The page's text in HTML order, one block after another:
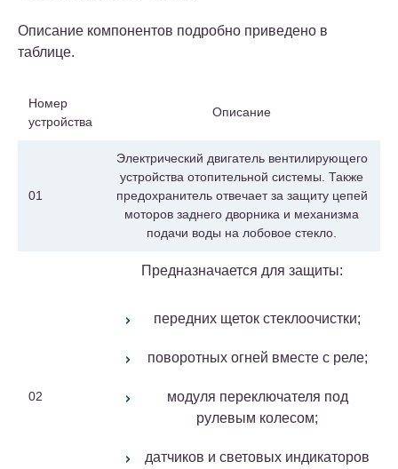
Описание компонентов подробно приведено в
таблице.
Номер
устройства
Описание
01
Электрический двигатель вентилирующего
устройства отопительной системы. Также
предохранитель отвечает за защиту цепей
моторов заднего дворника и механизма
подачи воды на лобовое стекло.
02
Предназначается для защиты:
передних щеток стеклоочистки;
поворотных огней вместе с реле;
модуля переключателя под
рулевым колесом;
датчиков и световых индикаторов